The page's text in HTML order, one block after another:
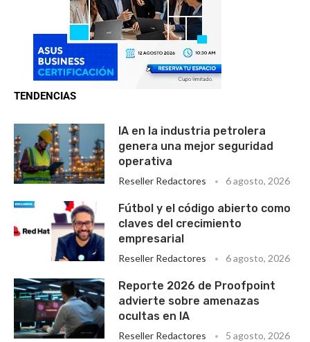
TENDENCIAS
IA en la industria petrolera
genera una mejor seguridad
operativa
Reseller Redactores 6 agosto, 2026
Fútbol y el código abierto como
claves del crecimiento
empresarial
Reseller Redactores 6 agosto, 2026
Reporte 2026 de Proofpoint
advierte sobre amenazas
ocultas en IA
Reseller Redactores 5 agosto, 2026